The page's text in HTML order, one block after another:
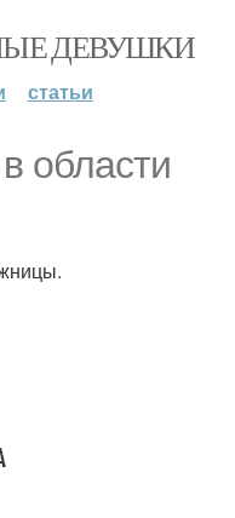
ДЕВУШКИ
статьи
области